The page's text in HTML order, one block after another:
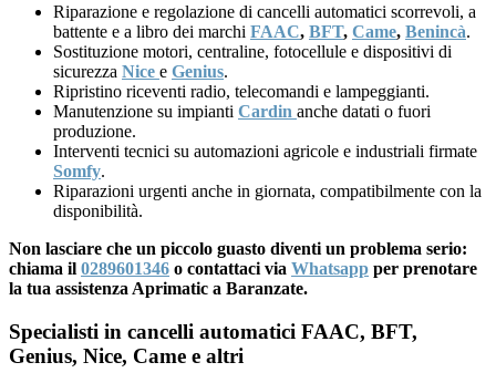
Riparazione e regolazione di cancelli automatici scorrevoli, a
battente e a libro dei marchi FAAC, BFT, Came, Benincà.
Sostituzione motori, centraline, fotocellule e dispositivi di
sicurezza Nice e Genius.
Ripristino riceventi radio, telecomandi e lampeggianti.
Manutenzione su impianti Cardin anche datati o fuori
produzione.
Interventi tecnici su automazioni agricole e industriali firmate
Somfy.
Riparazioni urgenti anche in giornata, compatibilmente con la
disponibilità.
Non lasciare che un piccolo guasto diventi un problema serio:
chiama il 0289601346 o contattaci via Whatsapp per prenotare
la tua assistenza Aprimatic a Baranzate.
Specialisti in cancelli automatici FAAC, BFT,
Genius, Nice, Came e altri